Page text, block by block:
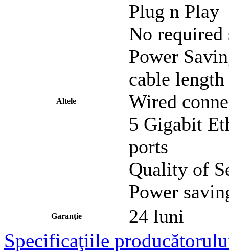
Altele
Plug n Play
No required
Power
cable
Wired
5 Gigabit
ports
Quality of
Power
Garanţie 24 luni
Specificaţiile